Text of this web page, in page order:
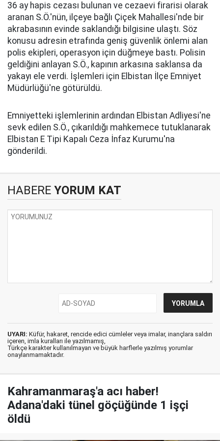
36 ay hapis cezası bulunan ve cezaevi firarisi olarak
aranan S.Ö.'nün, ilçeye bağlı Çiçek Mahallesi'nde bir
akrabasının evinde saklandığı bilgisine ulaştı. Söz
konusu adresin etrafında geniş güvenlik önlemi alan
polis ekipleri, operasyon için düğmeye bastı. Polisin
geldiğini anlayan S.Ö., kapının arkasına saklansa da
yakayı ele verdi. İşlemleri için Elbistan İlçe Emniyet
Müdürlüğü'ne götürüldü.
Emniyetteki işlemlerinin ardından Elbistan Adliyesi'ne
sevk edilen S.Ö., çıkarıldığı mahkemece tutuklanarak
Elbistan E Tipi Kapalı Ceza İnfaz Kurumu'na
gönderildi.
HABERE YORUM KAT
UYARI: Küfür, hakaret, rencide edici cümleler veya imalar, inançlara saldırı
içeren, imla kuralları ile yazılmamış,
Türkçe karakter kullanılmayan ve büyük harflerle yazılmış yorumlar
onaylanmamaktadır.
Kahramanmaraş'a acı haber!
Adana'daki tünel göçüğünde 1 işçi
öldü